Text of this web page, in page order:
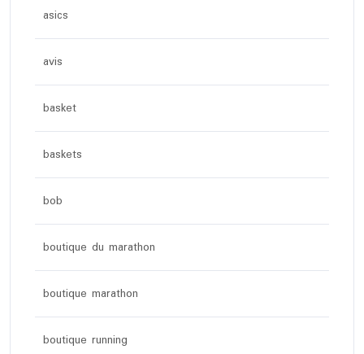
asics
avis
basket
baskets
bob
boutique du marathon
boutique marathon
boutique running